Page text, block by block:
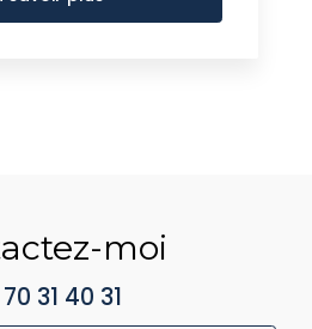
moi
31 40 31